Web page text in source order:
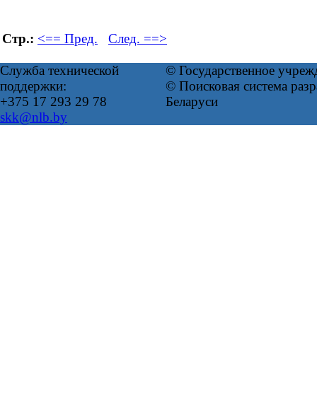
Стр.: <== Пред. След. ==>
Служба технической
поддержки:
+375 17 293 29 78
skk@nlb.by
© Государственное
© Поисковая система
Беларуси